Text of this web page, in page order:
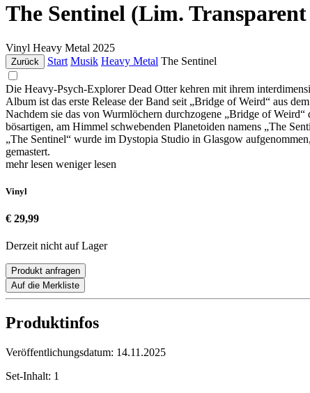
The Sentinel (Lim.
Vinyl Heavy Metal 2025
Zurück Start Musik Heavy Metal The Sentinel
Die Heavy-Psych-Explorer Dead Otter kehren mit ihrem
Album ist das erste Release der Band seit „Bridge of Weird“ aus
Nachdem sie das von Wurmlöchern durchzogene „Bridge of
bösartigen, am Himmel schwebenden Planetoiden namens „The
„The Sentinel“ wurde im Dystopia Studio in Glasgow
gemastert.
mehr lesen weniger lesen
Vinyl
€ 29,99
Derzeit nicht auf Lager
Produkt anfragen
Auf die Merkliste
Produktinfos
Veröffentlichungsdatum: 14.11.2025
Set-Inhalt: 1